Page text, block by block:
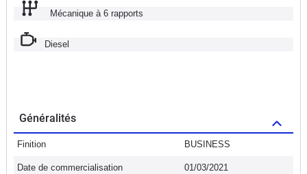
Mécanique à 6 rapports
Diesel
Généralités
Finition BUSINESS
Date de commercialisation 01/03/2021